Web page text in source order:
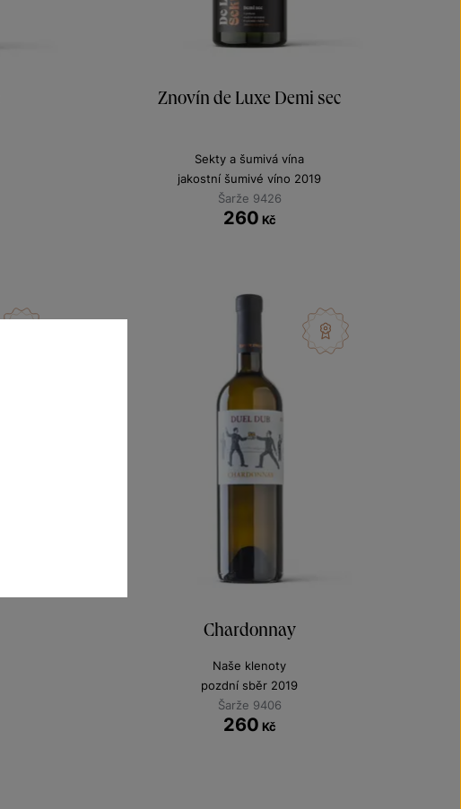
Znovín de Luxe Demi sec
Sekty a šumivá vína
jakostní šumivé víno 2019
Šarže 9426
260 Kč
Chardonnay
Naše klenoty
pozdní sběr 2019
Šarže 9406
260 Kč